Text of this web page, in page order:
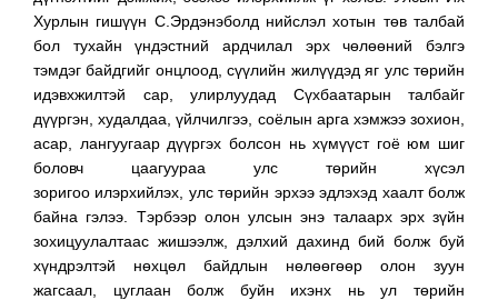
Хурлын гишүүн С.Эрдэнэболд нийслэл хотын төв талбай
бол тухайн үндэстний ардчилал эрх чөлөөний бэлгэ
тэмдэг байдгийг онцлоод, сүүлийн жилүүдэд яг улс төрийн
идэвхжилтэй сар, улирлуудад Сүхбаатарын талбайг
дүүргэн, худалдаа, үйлчилгээ, соёлын арга хэмжээ зохион,
асар, лангуугаар дүүргэх болсон нь хүмүүст гоё юм шиг
боловч цаагуураа улс төрийн хүсэл
зоригоо илэрхийлэх, улс төрийн эрхээ эдлэхэд хаалт болж
байна гэлээ. Тэрбээр олон улсын энэ талаарх эрх зүйн
зохицуулалтаас жишээлж, дэлхий дахинд бий болж буй
хүндрэлтэй нөхцөл байдлын нөлөөгөөр олон зуун
жагсаал, цуглаан болж буйн ихэнх нь ул төрийн